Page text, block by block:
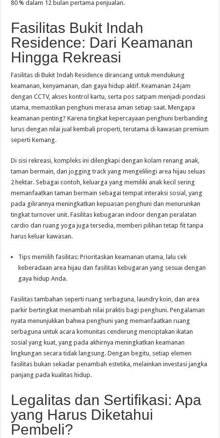
80 % dalam 12 bulan pertama penjualan.
Fasilitas Bukit Indah
Residence: Dari Keamanan
Hingga Rekreasi
Fasilitas di Bukit Indah Residence dirancang untuk mendukung
keamanan, kenyamanan, dan gaya hidup aktif. Keamanan 24 jam
dengan CCTV, akses kontrol kartu, serta pos satpam menjadi pondasi
utama, memastikan penghuni merasa aman setiap saat. Mengapa
keamanan penting? Karena tingkat kepercayaan penghuni berbanding
lurus dengan nilai jual kembali properti, terutama di kawasan premium
seperti Kemang.
Di sisi rekreasi, kompleks ini dilengkapi dengan kolam renang anak,
taman bermain, dan jogging track yang mengelilingi area hijau seluas
2 hektar. Sebagai contoh, keluarga yang memiliki anak kecil sering
memanfaatkan taman bermain sebagai tempat interaksi sosial, yang
pada gilirannya meningkatkan kepuasan penghuni dan menurunkan
tingkat turnover unit. Fasilitas kebugaran indoor dengan peralatan
cardio dan ruang yoga juga tersedia, memberi pilihan tetap fit tanpa
harus keluar kawasan.
Tips memilih fasilitas: Prioritaskan keamanan utama, lalu cek
keberadaan area hijau dan fasilitas kebugaran yang sesuai dengan
gaya hidup Anda.
Fasilitas tambahan seperti ruang serbaguna, laundry koin, dan area
parkir bertingkat menambah nilai praktis bagi penghuni. Pengalaman
nyata menunjukkan bahwa penghuni yang memanfaatkan ruang
serbaguna untuk acara komunitas cenderung menciptakan ikatan
sosial yang kuat, yang pada akhirnya meningkatkan keamanan
lingkungan secara tidak langsung. Dengan begitu, setiap elemen
fasilitas bukan sekadar penambah estetika, melainkan investasi jangka
panjang pada kualitas hidup.
Legalitas dan Sertifikasi: Apa
yang Harus Diketahui
Pembeli?